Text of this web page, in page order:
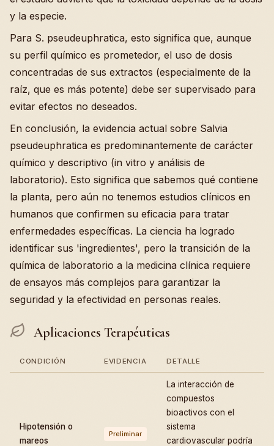
y la especie.
Para S. pseudeuphratica, esto significa que, aunque
su perfil químico es prometedor, el uso de dosis
concentradas de sus extractos (especialmente de la
raíz, que es más potente) debe ser supervisado para
evitar efectos no deseados.
En conclusión, la evidencia actual sobre Salvia
pseudeuphratica es predominantemente de carácter
químico y descriptivo (in vitro y análisis de
laboratorio). Esto significa que sabemos qué contiene
la planta, pero aún no tenemos estudios clínicos en
humanos que confirmen su eficacia para tratar
enfermedades específicas. La ciencia ha logrado
identificar sus 'ingredientes', pero la transición de la
química de laboratorio a la medicina clínica requiere
de ensayos más complejos para garantizar la
seguridad y la efectividad en personas reales.
Aplicaciones Terapéuticas
CONDICIÓN EVIDENCIA DETALLE
Hipotensión o
mareos
Preliminar
La interacción de
compuestos
bioactivos con el
sistema
cardiovascular podría